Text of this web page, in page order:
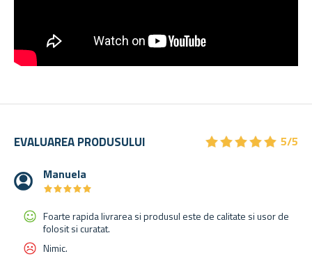
EVALUAREA PRODUSULUI ★★★★★
★★★★★ 5/5
Manuela
★★★★★
★★★★★
Foarte rapida livrarea si produsul este de calitate si usor de
folosit si curatat.
Nimic.